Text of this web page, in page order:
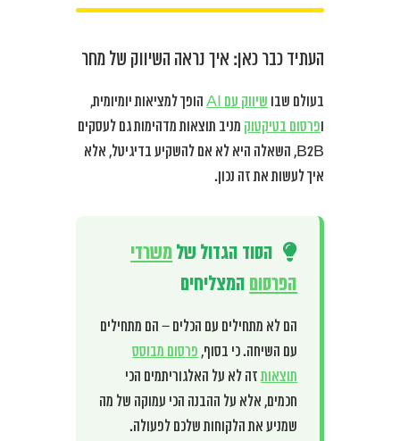
העתיד כבר כאן: איך נראה השיווק של מחר
בעולם שבו שיווק עם AI
הופך למציאות יומיומית,
ופרסום בטיקטוק מניב תוצאות מדהימות גם לעסקים
B2B, השאלה היא לא אם להשקיע בדיגיטל, אלא
איך לעשות את זה נכון.
הסוד הגדול של משרדי
הפרסום המצליחים
הם לא מתחילים עם הכלים – הם מתחילים
עם השיחה. כי בסוף, פרסום מבוסס
תוצאותזה לא על האלגוריתמים הכי
חכמים, אלא על ההבנה הכי עמוקה של מה
שמניע את הלקוחות שלכם לפעולה.